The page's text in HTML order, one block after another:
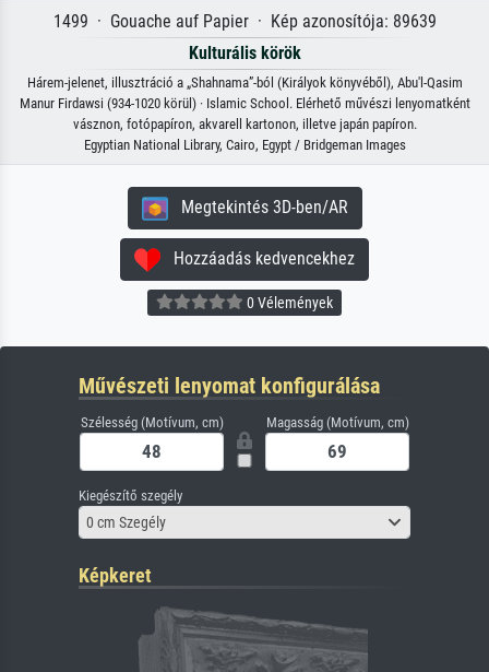
1499 · Gouache auf Papier · Kép azonosítója: 89639
Kulturális körök
Hárem-jelenet, illusztráció a „Shahnama”-ból (Királyok könyvéből), Abu'l-Qasim
Manur Firdawsi (934-1020 körül) · Islamic School. Elérhető művészi lenyomatként
vásznon, fotópapíron, akvarell kartonon, illetve japán papíron.
Egyptian National Library, Cairo, Egypt / Bridgeman Images
Megtekintés 3D-ben/AR
Hozzáadás kedvencekhez
0 Vélemények
Művészeti lenyomat konfigurálása
Szélesség (Motívum, cm) Magasság (Motívum, cm)
Kiegészítő szegély
0 cm Szegély
Képkeret